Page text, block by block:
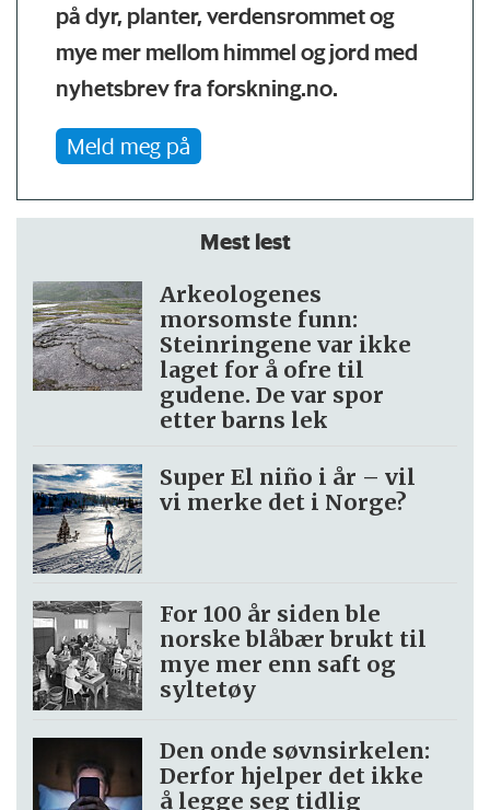
på dyr, planter, verdensrommet og
mye mer mellom himmel og jord med
nyhetsbrev fra forskning.no.
Meld meg på
Mest lest
Arkeologenes
morsomste funn:
Steinringene var ikke
laget for å ofre til
gudene. De var spor
etter barns lek
Super El niño i år – vil
vi merke det i Norge?
For 100 år siden ble
norske blåbær brukt til
mye mer enn saft og
syltetøy
Den onde søvnsirkelen:
Derfor hjelper det ikke
å legge seg tidlig